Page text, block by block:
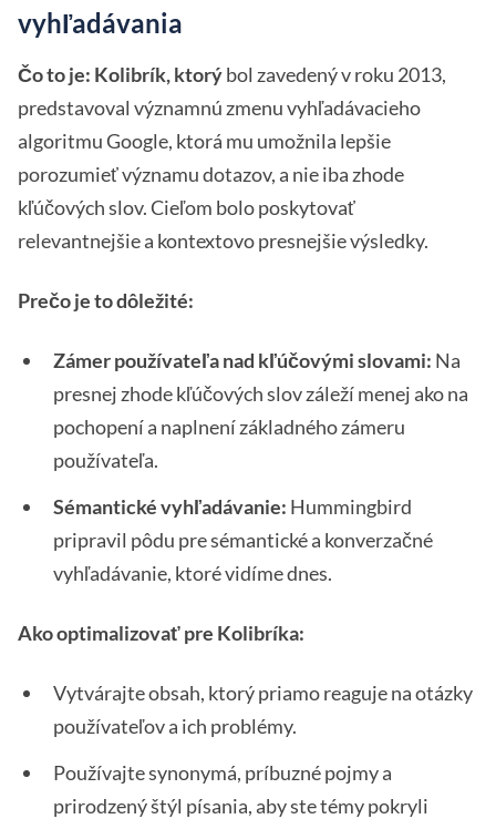
vyhľadávania
Čo to je: Kolibrík, ktorýbol zavedený v roku 2013,
predstavoval významnú zmenu vyhľadávacieho
algoritmu Google, ktorá mu umožnila lepšie
porozumieť významu dotazov, a nie iba zhode
kľúčových slov. Cieľom bolo poskytovať
relevantnejšie a kontextovo presnejšie výsledky.
Prečo je to dôležité:
Zámer používateľa nad kľúčovými slovami: Na
presnej zhode kľúčových slov záleží menej ako na
pochopení a naplnení základného zámeru
používateľa.
Sémantické vyhľadávanie: Hummingbird
pripravil pôdu pre sémantické a konverzačné
vyhľadávanie, ktoré vidíme dnes.
Ako optimalizovať pre Kolibríka:
Vytvárajte obsah, ktorý priamo reaguje na otázky
používateľov a ich problémy.
Používajte synonymá, príbuzné pojmy a
prirodzený štýl písania, aby ste témy pokryli